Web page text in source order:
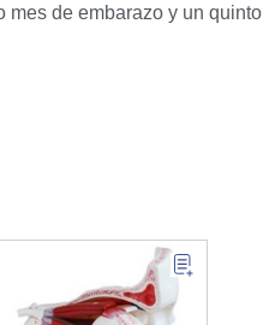
mes de embarazo y un quinto